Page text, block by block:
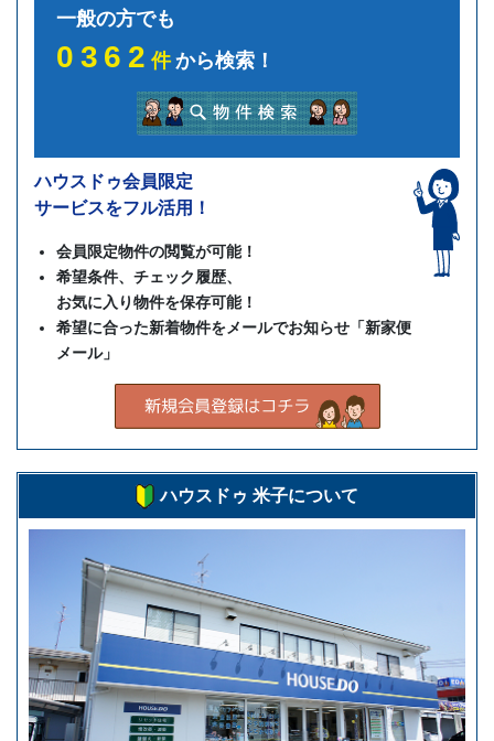
一般の方でも
0362件から検索！
ハウスドゥ会員限定
サービスをフル活用！
会員限定物件の閲覧が可能！
希望条件、チェック履歴、
お気に入り物件を保存可能！
希望に合った新着物件をメールでお知らせ「新家便
メール」
ハウスドゥ 米子について